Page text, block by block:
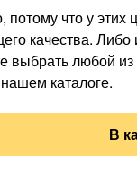
потому что у этих
качества.
выбрать любой
каталоге.
В